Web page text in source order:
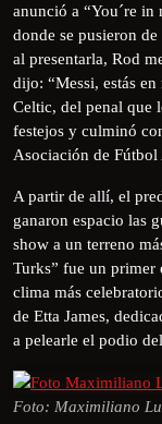
anunció a “You´re in
donde se pusieron
al presentarla, Rod
dijo: “Messi, estás
Celtic, del penal que
festejos y culminó
Asociación de
A partir de allí, el
ganaron espacio las
show a un terreno
Turks” fue un primer
clima más
de Etta James,
a pelearle el podio
Foto: Maximiliano